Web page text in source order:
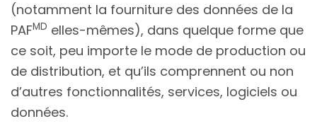
(notamment la fourniture des données de la
PAFMD elles-mêmes), dans quelque forme que
ce soit, peu importe le mode de production ou
de distribution, et qu’ils comprennent ou non
d’autres fonctionnalités, services, logiciels ou
données.